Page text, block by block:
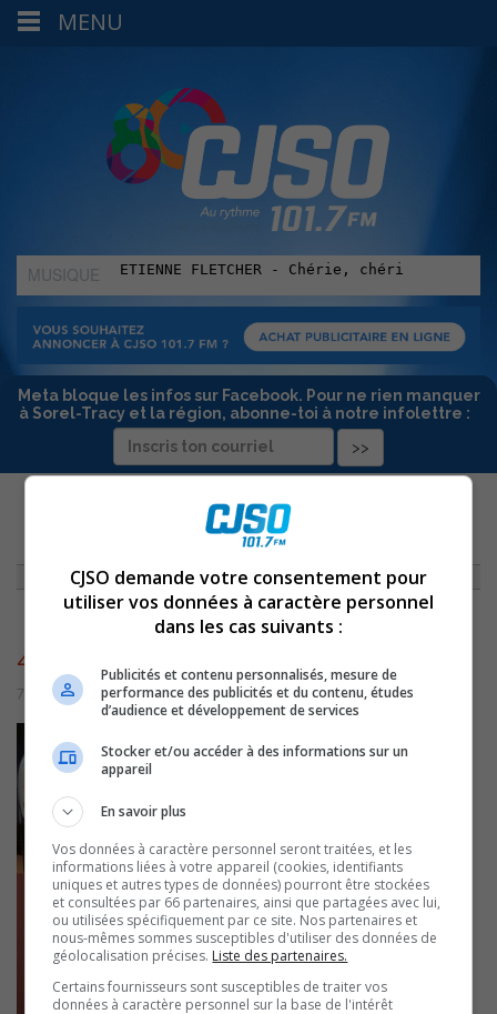
MUSIQUE
:
Meta bloque les infos sur Facebook. Pour ne rien manquer
à Sorel-Tracy et la région, abonne-toi à notre infolettre :
CHRONIQUE DU 23 AVRIL 2010
4760
7 juillet 2016 | Par admin
MENU
CJSO demande votre consentement pour
utiliser vos données à caractère personnel
dans les cas suivants :
Publicités et contenu personnalisés, mesure de
performance des publicités et du contenu, études
d’audience et développement de services
Stocker et/ou accéder à des informations sur un
appareil
En savoir plus
Vos données à caractère personnel seront traitées, et les
informations liées à votre appareil (cookies, identifiants
uniques et autres types de données) pourront être stockées
et consultées par 66 partenaires, ainsi que partagées avec lui,
ou utilisées spécifiquement par ce site. Nos partenaires et
nous-mêmes sommes susceptibles d'utiliser des données de
géolocalisation précises. Liste des partenaires.
Certains fournisseurs sont susceptibles de traiter vos
données à caractère personnel sur la base de l'intérêt